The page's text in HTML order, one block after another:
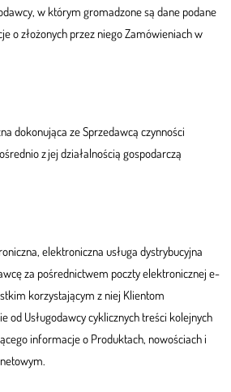
w którym gromadzone są dane podane
o złożonych przez niego Zamówieniach w
dokonująca ze Sprzedawcą czynności
z jej działalnością gospodarczą
elektroniczna usługa dystrybucyjna
za pośrednictwem poczty elektronicznej e-
korzystającym z niej Klientom
od Usługodawcy cyklicznych treści kolejnych
informacje o Produktach, nowościach i